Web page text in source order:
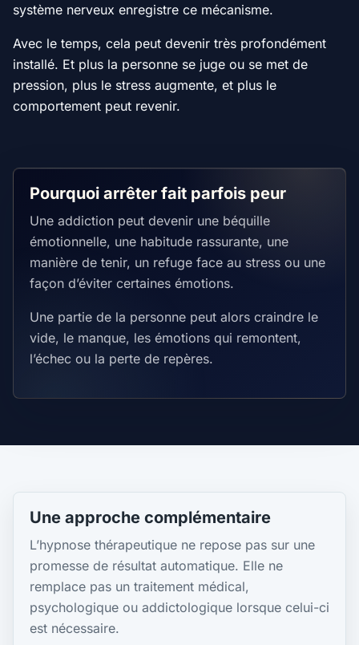
système nerveux enregistre ce mécanisme.
Avec le temps, cela peut devenir très profondément
installé. Et plus la personne se juge ou se met de
pression, plus le stress augmente, et plus le
comportement peut revenir.
Pourquoi arrêter fait parfois peur
Une addiction peut devenir une béquille
émotionnelle, une habitude rassurante, une
manière de tenir, un refuge face au stress ou une
façon d’éviter certaines émotions.
Une partie de la personne peut alors craindre le
vide, le manque, les émotions qui remontent,
l’échec ou la perte de repères.
Une approche complémentaire
L’hypnose thérapeutique ne repose pas sur une
promesse de résultat automatique. Elle ne
remplace pas un traitement médical,
psychologique ou addictologique lorsque celui-ci
est nécessaire.